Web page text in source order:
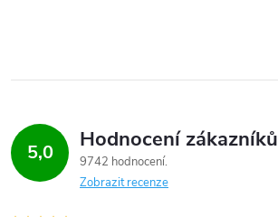
5,0 Hodnocení zákazníků
9742 hodnocení
Zobrazit recenze